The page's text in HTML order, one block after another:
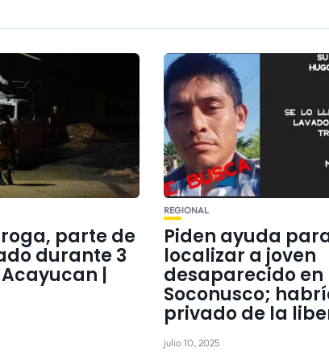
parte de
durante 3
|
REGIONAL
Piden ayuda
localizar a joven
desaparecido en
Soconusco;
privado de la
julio 10, 2025